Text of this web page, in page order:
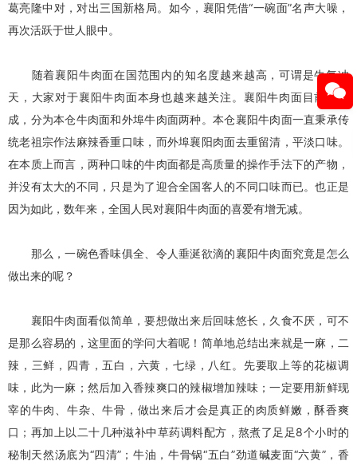
葛亮隆中对，对出三国新格局。如今，襄阳凭借“一碗面”名声大噪，
再次活跃于世人眼中。
随着襄阳牛肉面在国范围内的知名度越来越高，可谓是牛气冲
天，大家对于襄阳牛肉面本身也越来越关注。 襄阳牛肉面目前发展
成，分为本仓牛肉面和外埠牛肉面两种。本仓襄阳牛肉面一直秉承传
统老祖宗作法麻辣香重口味，而外埠襄阳肉面去重留清，平淡口味。
在本质上而言，两种口味的牛肉面都是高质量的操作手法下的产物，
并没有太大的不同，只是为了迎合全国客人的不同口味而已。也正是
因为如此，数年来，全国人民对襄阳牛肉面的喜爱有增无减。
那么，一碗色香味俱全、令人垂涎欲滴的襄阳牛肉面究竟是怎么
做出来的呢？
襄阳牛肉面看似简单，要想做出来后回味悠长，久食不厌，可不
是那么容易的，这里面的学问大着呢！简单地总结出来就是一麻，二
辣，三鲜，四青，五白，六黄，七绿，八红。先要取上等的花椒调
味，此为一麻；然后加入香辣爽口的辣椒增加辣味；一定要用新鲜现
宰的牛肉、牛杂、牛骨，做出来后才会是真正的肉质鲜嫩，酥香爽
口；再加上以二十几种滋补中草药调料配方，熬煮了足足8个小时的
秘制天然汤底为“四清”；牛油，牛骨锅“五白”劲道碱麦面“六黄”，香